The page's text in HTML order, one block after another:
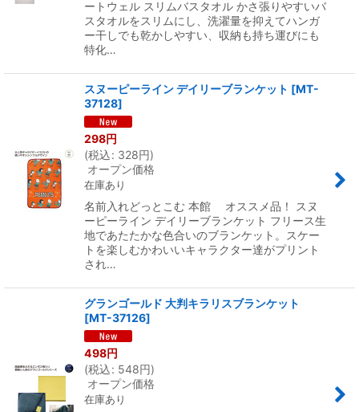
ートウェル スリムバスタオル かさ張りやすいバ
スタオルをスリムにし、洗濯量を抑えてハンガ
ー干しでも乾かしやすい、収納も持ち運びにも
特化…
スヌーピーライン デイリーブランケット [MT-
37128]
298円
(税込: 328円)
オープン価格
在庫あり
名前入れどっとこむ 本館 オススメ品！ スヌ
ーピーライン デイリーブランケット フリース生
地であたたかな色合いのブランケット。スケー
トを楽しむかわいいキャラクター達がプリント
され…
グランゴールド 大判キラリスブランケット
[MT-37126]
498円
(税込: 548円)
オープン価格
在庫あり